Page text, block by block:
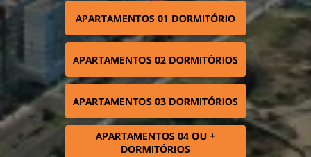
APARTAMENTOS 01 DORMITÓRIO
APARTAMENTOS 02 DORMITÓRIOS
APARTAMENTOS 03 DORMITÓRIOS
APARTAMENTOS 04 OU +
DORMITÓRIOS